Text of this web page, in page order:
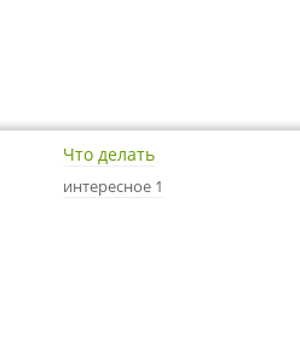
Что делать
интересное 1